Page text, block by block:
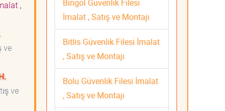
,
ve
ve
Bingöl Güvenlik Filesi
İmalat , Satış ve Montajı
Bitlis Güvenlik Filesi İmalat
, Satış ve Montajı
Bolu Güvenlik Filesi İmalat
, Satış ve Montajı